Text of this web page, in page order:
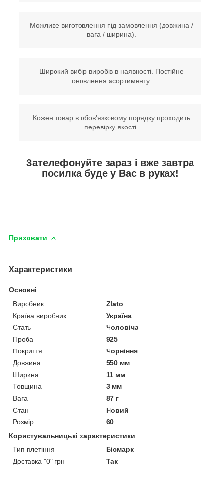
Можливе виготовлення під замовлення (довжина /
вага / ширина).
Широкий вибір виробів в наявності. Постійне
оновлення асортименту.
Кожен товар в обов'язковому порядку проходить
перевірку якості.
Зателефонуйте зараз і вже завтра
посилка буде у Вас в руках!
Приховати
Характеристики
Основні
Виробник
Zlato
Країна виробник
Україна
Стать
Чоловіча
Проба
925
Покриття
Чорніння
Довжина
550 мм
Ширина
11 мм
Товщина
3 мм
Вага
87 г
Стан
Новий
Розмір
60
Користувальницькі характеристики
Тип плетіння
Бісмарк
Доставка "0" грн
Так